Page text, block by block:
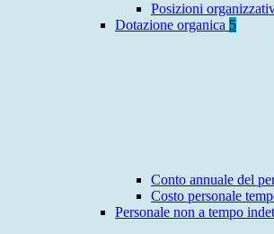
Posizioni
Dotazione organica 5
Conto annuale del
Costo personale
Personale non a tempo